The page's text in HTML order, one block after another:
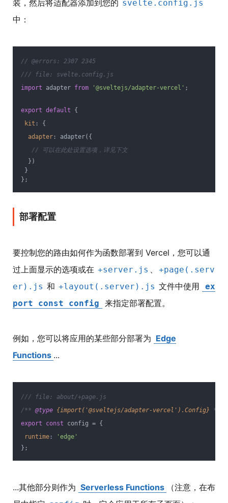
装，然后将适配器添加到您的 svelte.config.js
中：
// @errors: 2307 2345
/// file: svelte.config.js
import adapter from '@sveltejs/adapter-vercel' ;
export default {
kit : {
adapter : adapter({
// 可以在此处设置选项，详见下文
})
}
};
部署配置
要控制您的路由如何作为函数部署到 Vercel，您可以通
过上面显示的选项或在 +server.js
+page(.serv
er).js 和 +layout(.server).js 文件中使用
ex
port const config
来指定部署配置。
例如，您可以将应用的某些部分部署为 Edge
Functions ...
/// file: about/+page.js
/** @type {import('@sveltejs/adapter-vercel').Config}
*/
export
const config = {
runtime :
'edge'
};
...其他部分则作为 Serverless Functions
（注意，在布